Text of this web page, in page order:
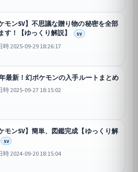
モンSV】不思議な贈り物の秘密を全部
す！【ゆっくり解説】
SV
2025-09-29 18:26:17
最新！幻ポケモンの入手ルートまとめ
時 2025-09-27 18:15:02
モンSV】簡単、図鑑完成【ゆっくり解
SV
時 2024-09-20 18:15:04